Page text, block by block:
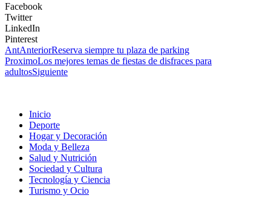
Facebook
Twitter
LinkedIn
Pinterest
AntAnteriorReserva siempre tu plaza de parking
ProximoLos mejores temas de fiestas de disfraces para
adultosSiguiente
Inicio
Deporte
Hogar y Decoración
Moda y Belleza
Salud y Nutrición
Sociedad y Cultura
Tecnología y Ciencia
Turismo y Ocio